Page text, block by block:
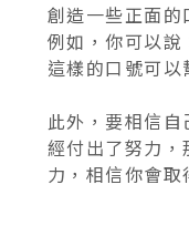
創造一些正面的
例如，你可以說
這樣的口號可以
此外，要相信
經付出了努力
力，相信你會取